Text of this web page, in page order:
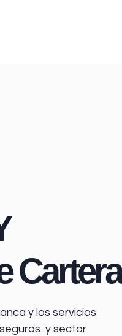
Cartera
y los servicios
y sector